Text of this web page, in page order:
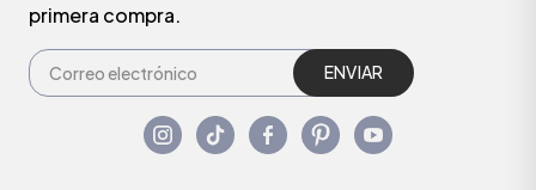
primera compra.
ENVIAR